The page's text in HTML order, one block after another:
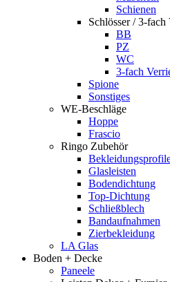
Schienen
Schlösser / 3-fach
BB
PZ
WC
3-fach
Spione
Sonstiges
WE-Beschläge
Hoppe
Frascio
Ringo Zubehör
Glasleisten
Bodendichtung
Top-Dichtung
Schließblech
Bandaufnahmen
Zierbekleidung
LA Glas
Boden + Decke
Paneele